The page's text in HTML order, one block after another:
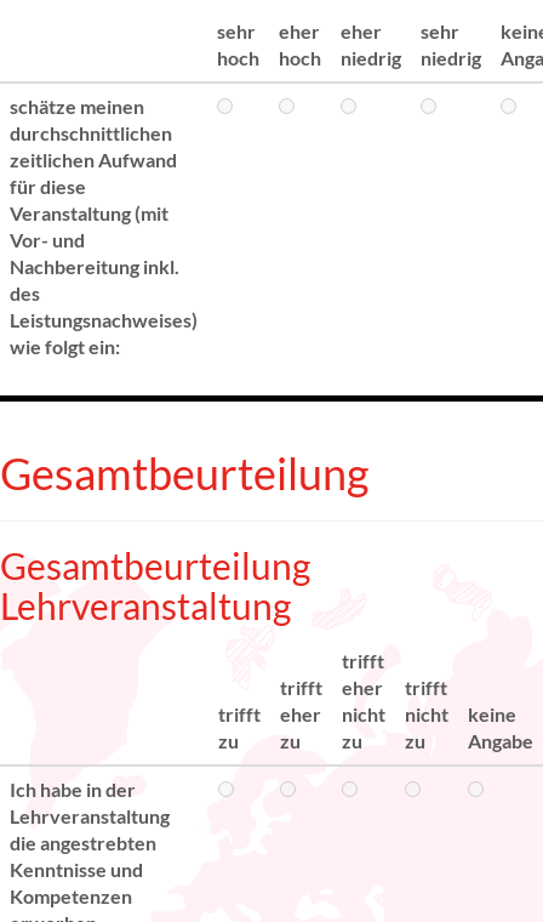
sehr
hoch
eher
hoch
eher
niedrig
sehr
niedrig
schätze meinen
durchschnittlichen
zeitlichen Aufwand
für diese
Veranstaltung (mit
Vor- und
Nachbereitung inkl.
des
Leistungsnachweises)
wie folgt ein:
Gesamtbeurteilung
Gesamtbeurteilung
Lehrveranstaltung
trifft
zu
trifft
eher
zu
trifft
eher
nicht
zu
trifft
nicht
zu
keine
Angabe
Ich habe in der
Lehrveranstaltung
die angestrebten
Kenntnisse und
Kompetenzen